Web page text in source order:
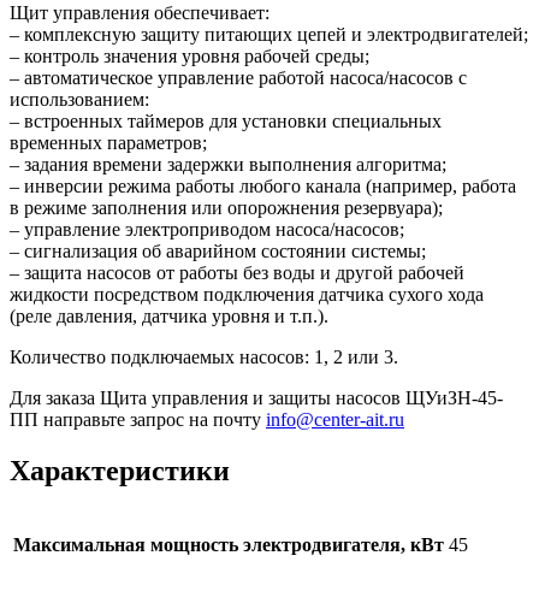
Щит управления обеспечивает:
– комплексную защиту питающих цепей и электродвигателей;
– контроль значения уровня рабочей среды;
– автоматическое управление работой насоса/насосов с
использованием:
– встроенных таймеров для установки специальных
временных параметров;
– задания времени задержки выполнения алгоритма;
– инверсии режима работы любого канала (например, работа
в режиме заполнения или опорожнения резервуара);
– управление электроприводом насоса/насосов;
– сигнализация об аварийном состоянии системы;
– защита насосов от работы без воды и другой рабочей
жидкости посредством подключения датчика сухого хода
(реле давления, датчика уровня и т.п.).
Количество подключаемых насосов: 1, 2 или 3.
Для заказа Щита управления и защиты насосов ЩУиЗН-45-
ПП направьте запрос на почту info@center-ait.ru
Характеристики
Максимальная мощность электродвигателя, кВт 45